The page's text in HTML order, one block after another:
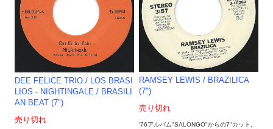
DEE FELICE TRIO / LOS BRASI
LIOS - NIGHTINGALE / BRASILI
AN BEAT (7")
売り切れ
RAMSEY LEWIS / BRAZILICA
(7")
売り切れ
'76アルバム"SALONGO"からの7"カット。